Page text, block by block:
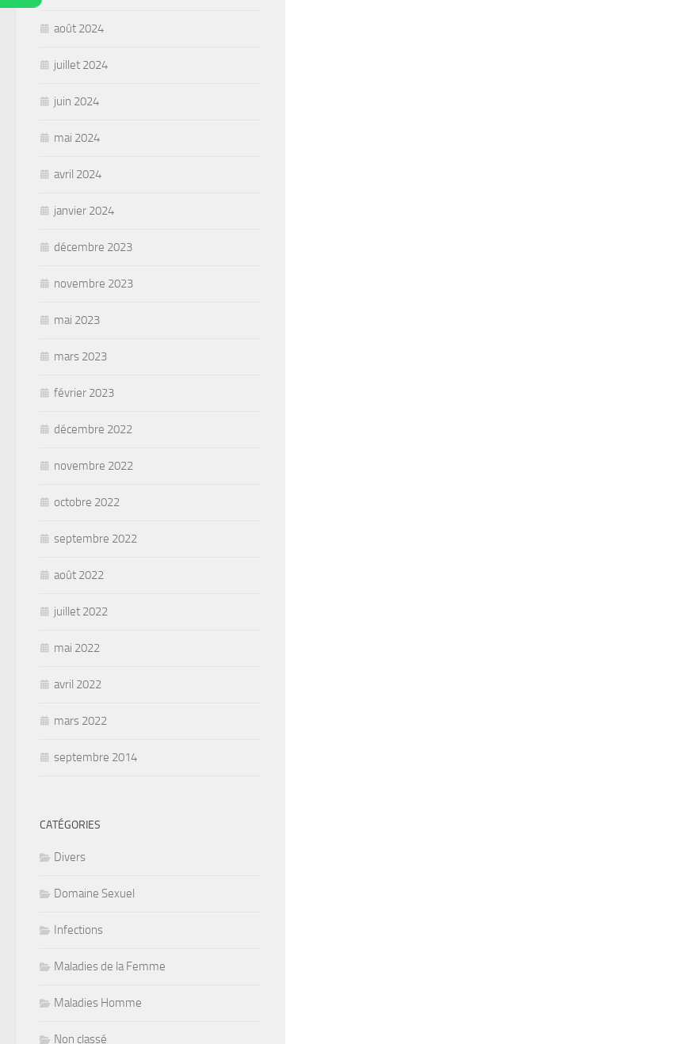
août 2024
juillet 2024
juin 2024
mai 2024
avril 2024
janvier 2024
décembre 2023
novembre 2023
mai 2023
mars 2023
février 2023
décembre 2022
novembre 2022
octobre 2022
septembre 2022
août 2022
juillet 2022
mai 2022
avril 2022
mars 2022
septembre 2014
CATÉGORIES
Divers
Domaine Sexuel
Infections
Maladies de la Femme
Maladies Homme
Non classé